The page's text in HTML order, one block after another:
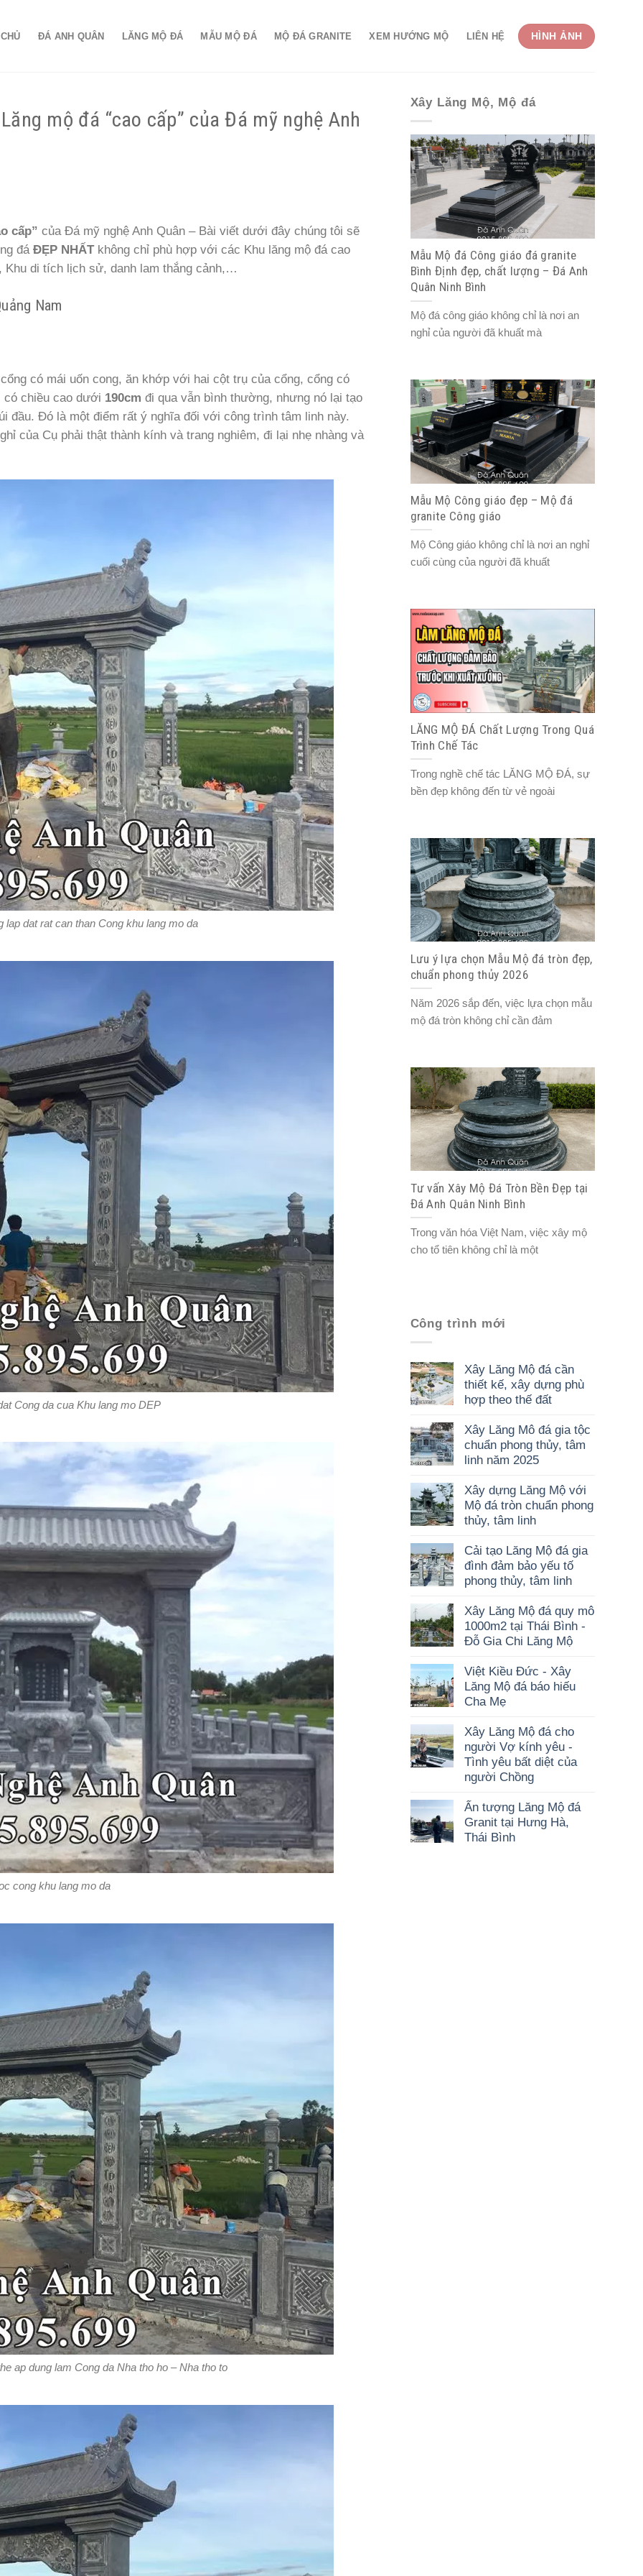
ĐÁ ANH QUÂN LĂNG MỘ ĐÁ MẪU MỘ ĐÁ MỘ ĐÁ GRANITE XEM HƯỚNG MỘ LIÊN HỆ HÌNH ẢNH
mộ đá “cao cấp” của Đá mỹ nghệ Anh
cấp” của Đá mỹ nghệ Anh Quân – Bài viết dưới đây chúng tôi sẽ
đá ĐẸP NHẤTkhông chỉ phù hợp với các Khu lăng mộ đá cao
di tích lịch sử, danh lam thắng cảnh,…
Nam
có mái uốn cong, ăn khớp với hai cột trụ của cổng, cổng có
chiều cao dưới 190cm đi qua vẫn bình thường, nhưng nó lại tạo
đầu. Đó là một điểm rất ý nghĩa đối với công trình tâm linh này.
của Cụ phải thật thành kính và trang nghiêm, đi lại nhẹ nhàng và
lap dat rat can than Cong khu lang mo da
Cong da cua Khu lang mo DEP
cong khu lang mo da
ap dung lam Cong da Nha tho ho – Nha tho to
Xây Lăng Mộ, Mộ đá
Mẫu Mộ đá Công giáo đá granite
Bình Định đẹp, chất lượng – Đá Anh
Quân Ninh Bình
Mộ đá công giáo không chỉ là nơi an
nghỉ của người đã khuất mà
Mẫu Mộ Công giáo đẹp – Mộ đá
granite Công giáo
Mộ Công giáo không chỉ là nơi an nghỉ
cuối cùng của người đã khuất
LĂNG MỘ ĐÁ Chất Lượng Trong Quá
Trình Chế Tác
Trong nghề chế tác LĂNG MỘ ĐÁ, sự
bền đẹp không đến từ vẻ ngoài
Lưu ý lựa chọn Mẫu Mộ đá tròn đẹp,
chuẩn phong thủy 2026
Năm 2026 sắp đến, việc lựa chọn mẫu
mộ đá tròn không chỉ cần đảm
Tư vấn Xây Mộ Đá Tròn Bền Đẹp tại
Đá Anh Quân Ninh Bình
Trong văn hóa Việt Nam, việc xây mộ
cho tổ tiên không chỉ là một
Công trình mới
Xây Lăng Mộ đá cần
thiết kế, xây dựng phù
hợp theo thế đất
Xây Lăng Mô đá gia tộc
chuẩn phong thủy, tâm
linh năm 2025
Xây dựng Lăng Mộ với
Mộ đá tròn chuẩn phong
thủy, tâm linh
Cải tạo Lăng Mộ đá gia
đình đảm bảo yếu tố
phong thủy, tâm linh
Xây Lăng Mộ đá quy mô
1000m2 tại Thái Bình -
Đỗ Gia Chi Lăng Mộ
Việt Kiều Đức - Xây
Lăng Mộ đá báo hiếu
Cha Mẹ
Xây Lăng Mộ đá cho
người Vợ kính yêu -
Tình yêu bất diệt của
người Chồng
Ấn tượng Lăng Mộ đá
Granit tại Hưng Hà,
Thái Bình